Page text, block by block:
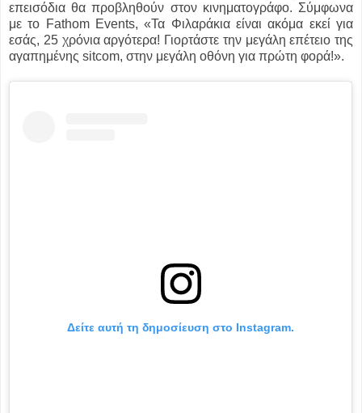
επεισόδια θα προβληθούν στον κινηματογράφο. Σύμφωνα
με το Fathom Events, «Τα Φιλαράκια είναι ακόμα εκεί για
εσάς, 25 χρόνια αργότερα! Γιορτάστε την μεγάλη επέτειο της
αγαπημένης sitcom, στην μεγάλη οθόνη για πρώτη φορά!».
Δείτε αυτή τη δημοσίευση στο Instagram.